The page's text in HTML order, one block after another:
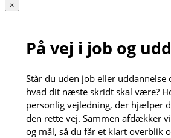
×
På vej i job og
Står du uden job eller uddannelse
hvad dit næste skridt skal være?
personlig vejledning, der hjælper
den rette vej. Sammen afdækker
og mål, så du får et klart overblik